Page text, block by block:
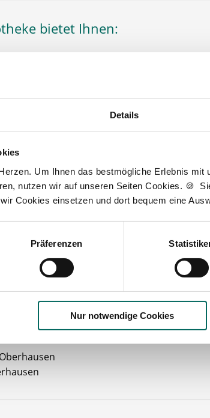
Details
Um Ihnen das bestmögliche Erlebnis mit
nutzen wir auf unseren Seiten Cookies. 🍪
Cookies einsetzen und dort bequem eine
Präferenzen
Nur notwendige Cookies
bietet Ihnen:
Bezahlung
/Fahrtkostenzuschuss
für die öffentlichen Verkehrsmittel
Altersvorsorge
Sie von Bewerbungen per Post oder E-Mail
FÜR EINE BEWERBUNG BEI
BERUFSAUSBILDUNG